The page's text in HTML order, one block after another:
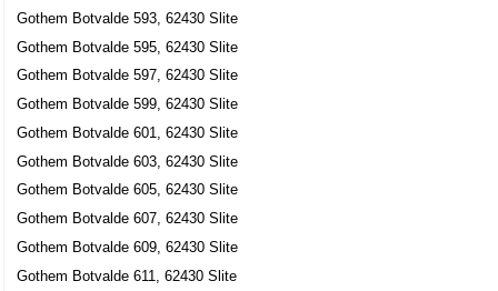
Gothem Botvalde 593, 62430 Slite
Gothem Botvalde 595, 62430 Slite
Gothem Botvalde 597, 62430 Slite
Gothem Botvalde 599, 62430 Slite
Gothem Botvalde 601, 62430 Slite
Gothem Botvalde 603, 62430 Slite
Gothem Botvalde 605, 62430 Slite
Gothem Botvalde 607, 62430 Slite
Gothem Botvalde 609, 62430 Slite
Gothem Botvalde 611, 62430 Slite